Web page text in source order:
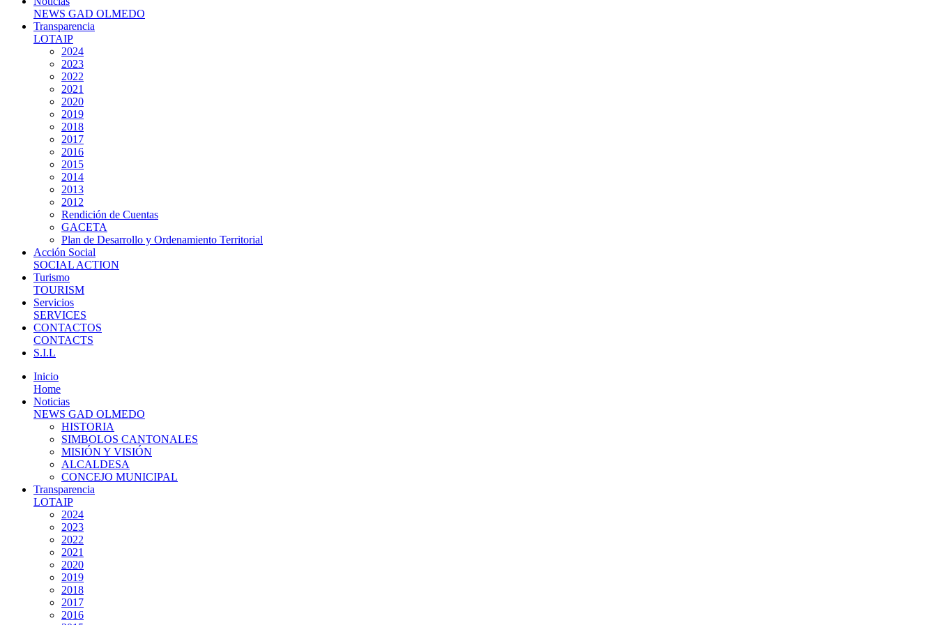
NEWS GAD OLMEDO
Transparencia
LOTAIP
2024
2023
2022
2021
2020
2019
2018
2017
2016
2015
2014
2013
2012
Rendición de Cuentas
GACETA
Plan de Desarrollo y Ordenamiento Territorial
Acción Social
SOCIAL ACTION
Turismo
TOURISM
Servicios
SERVICES
CONTACTOS
CONTACTS
S.I.L
Inicio
Home
Noticias
NEWS GAD OLMEDO
HISTORIA
SIMBOLOS CANTONALES
MISIÓN Y VISIÓN
ALCALDESA
CONCEJO MUNICIPAL
Transparencia
LOTAIP
2024
2023
2022
2021
2020
2019
2018
2017
2016